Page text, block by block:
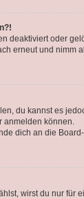
deaktiviert oder
erneut und nimm
du kannst es
anmelden können.
dich an die
wirst du nur